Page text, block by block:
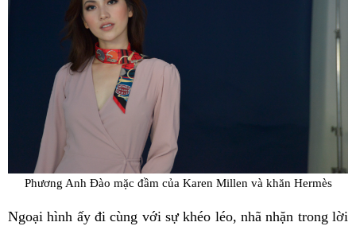
Phương Anh Đào mặc đầm của Karen Millen và khăn Hermès
Ngoại hình ấy đi cùng với sự khéo léo, nhã nhặn trong lời